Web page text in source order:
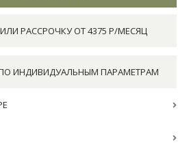
РАССРОЧКУ ОТ 4375 Р/МЕСЯЦ
ИНДИВИДУАЛЬНЫМ ПАРАМЕТРАМ